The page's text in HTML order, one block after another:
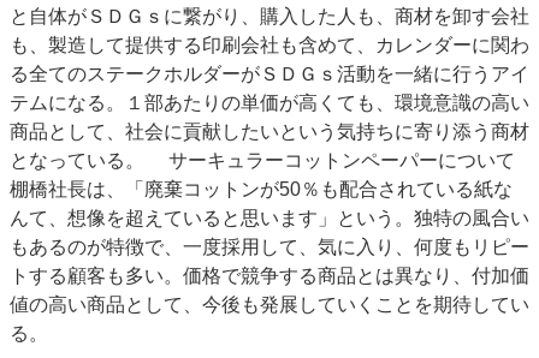
と自体がＳＤＧｓに繋がり、購入した人も、商材を卸す会社
も、製造して提供する印刷会社も含めて、カレンダーに関わ
る全てのステークホルダーがＳＤＧｓ活動を一緒に行うアイ
テムになる。１部あたりの単価が高くても、環境意識の高い
商品として、社会に貢献したいという気持ちに寄り添う商材
となっている。 サーキュラーコットンペーパーについて
棚橋社長は、「廃棄コットンが50％も配合されている紙な
んて、想像を超えていると思います」という。独特の風合い
もあるのが特徴で、一度採用して、気に入り、何度もリピー
トする顧客も多い。価格で競争する商品とは異なり、付加価
値の高い商品として、今後も発展していくことを期待してい
る。